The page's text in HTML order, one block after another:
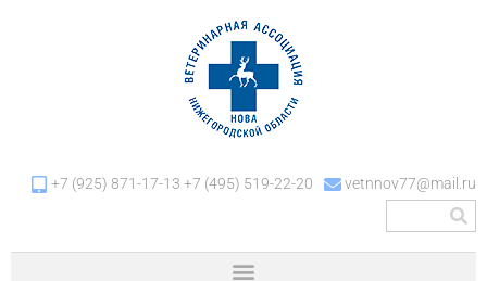
+7 (925) 871-17-13 +7 (495) 519-22-20 vetnnov77@mail.ru